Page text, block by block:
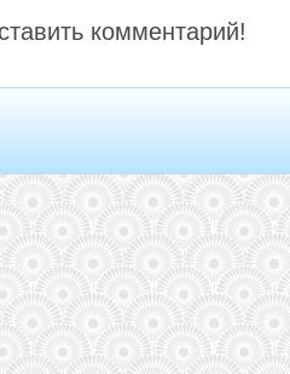
комментарий!